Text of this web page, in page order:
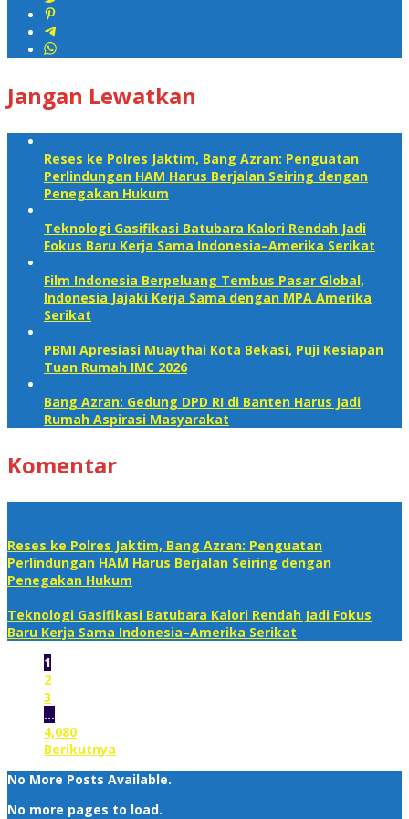
Jangan Lewatkan
Reses ke Polres Jaktim, Bang Azran: Penguatan
Perlindungan HAM Harus Berjalan Seiring dengan
Penegakan Hukum
Teknologi Gasifikasi Batubara Kalori Rendah Jadi
Fokus Baru Kerja Sama Indonesia–Amerika Serikat
Film Indonesia Berpeluang Tembus Pasar Global,
Indonesia Jajaki Kerja Sama dengan MPA Amerika
Serikat
PBMI Apresiasi Muaythai Kota Bekasi, Puji Kesiapan
Tuan Rumah IMC 2026
Bang Azran: Gedung DPD RI di Banten Harus Jadi
Rumah Aspirasi Masyarakat
Komentar
Reses ke Polres Jaktim, Bang Azran: Penguatan
Perlindungan HAM Harus Berjalan Seiring dengan
Penegakan Hukum
Teknologi Gasifikasi Batubara Kalori Rendah Jadi Fokus
Baru Kerja Sama Indonesia–Amerika Serikat
1
2
3
…
4,080
Berikutnya
No More Posts Available.
No more pages to load.